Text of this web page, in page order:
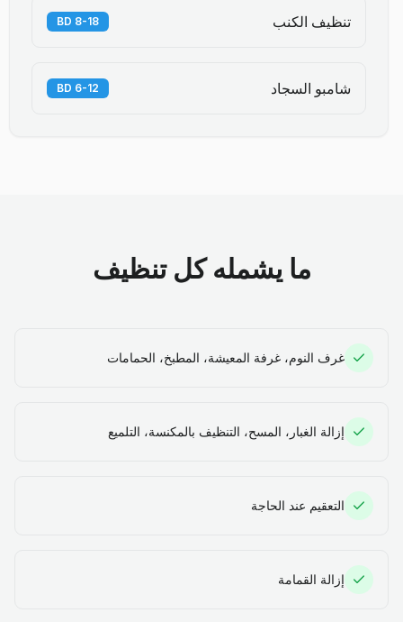
تنظيف الكنب 8-18 BD
شامبو السجاد 6-12 BD
ما يشمله كل تنظيف
غرف النوم، غرفة المعيشة، المطبخ، الحمامات
إزالة الغبار، المسح، التنظيف بالمكنسة، التلميع
التعقيم عند الحاجة
إزالة القمامة